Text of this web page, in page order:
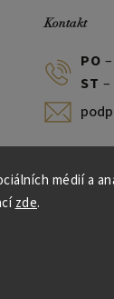
médií a
zde.
Kontakt
PO
ST